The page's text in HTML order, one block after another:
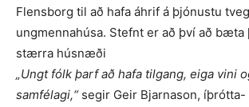
Flensborg til að hafa áhrif á þjónustu
ungmennahúsa. Stefnt er að því að bæta
stærra húsnæði
„Ungt fólk þarf að hafa tilgang, eiga vini
samfélagi,“segir Geir Bjarnason, íþrótta-